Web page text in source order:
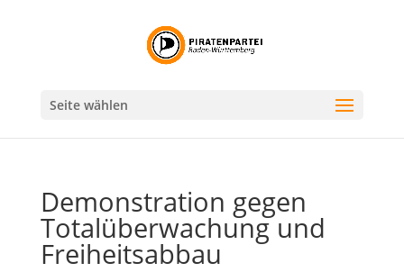
Seite wählen
Demonstration gegen
Totalüberwachung und
Freiheitsabbau